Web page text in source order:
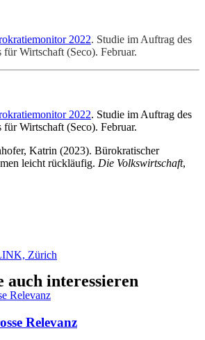
2022. Studie im Auftrag des
für Wirtschaft (Seco). Februar.
2022. Studie im Auftrag des
für Wirtschaft (Seco). Februar.
Katrin (2023). Bürokratischer
leicht rückläufig. Die Volkswirtschaft,
Zürich
auch interessieren
Relevanz